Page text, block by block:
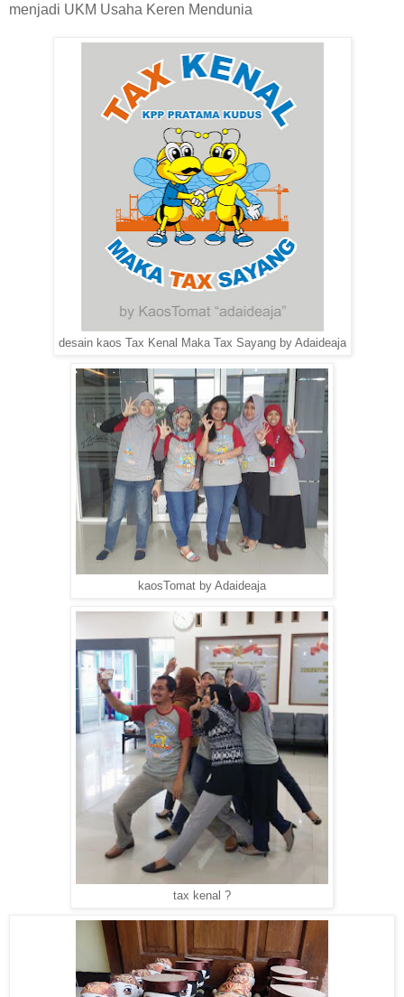
menjadi UKM Usaha Keren Mendunia
desain kaos Tax Kenal Maka Tax Sayang by Adaideaja
kaosTomat by Adaideaja
tax kenal ?